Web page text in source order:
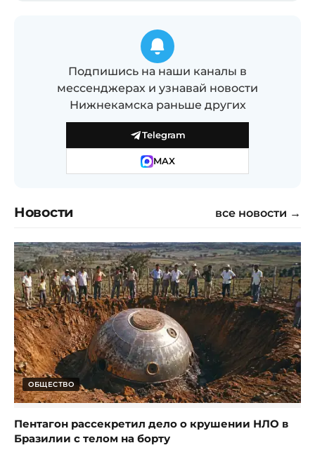
Подпишись на наши каналы в
мессенджерах и узнавай новости
Нижнекамска раньше других
Telegram
MAX
Новости все новости →
ОБЩЕСТВО
Пентагон рассекретил дело о крушении НЛО в
Бразилии с телом на борту